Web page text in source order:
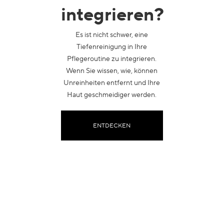
integrieren?
Es ist nicht schwer, eine
Tiefenreinigung in Ihre
Pflegeroutine zu integrieren.
Wenn Sie wissen, wie, können
Unreinheiten entfernt und Ihre
Haut geschmeidiger werden.
ENTDECKEN